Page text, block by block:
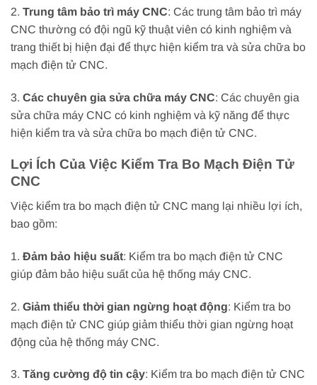
2. Trung tâm bảo trì máy CNC: Các trung tâm bảo trì máy
CNC thường có đội ngũ kỹ thuật viên có kinh nghiệm và
trang thiết bị hiện đại để thực hiện kiểm tra và sửa chữa bo
mạch điện tử CNC.
3. Các chuyên gia sửa chữa máy CNC: Các chuyên gia
sửa chữa máy CNC có kinh nghiệm và kỹ năng để thực
hiện kiểm tra và sửa chữa bo mạch điện tử CNC.
Lợi Ích Của Việc Kiểm Tra Bo Mạch Điện Tử
CNC
Việc kiểm tra bo mạch điện tử CNC mang lại nhiều lợi ích,
bao gồm:
1. Đảm bảo hiệu suất: Kiểm tra bo mạch điện tử CNC
giúp đảm bảo hiệu suất của hệ thống máy CNC.
2. Giảm thiểu thời gian ngừng hoạt động: Kiểm tra bo
mạch điện tử CNC giúp giảm thiểu thời gian ngừng hoạt
động của hệ thống máy CNC.
3. Tăng cường độ tin cậy: Kiểm tra bo mạch điện tử CNC